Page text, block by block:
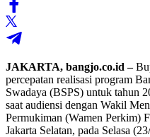
JAKARTA, bangjo.co.id –
percepatan realisasi program
Swadaya (BSPS) untuk tahun
saat audiensi dengan Wakil
Permukiman (Wamen Perkim)
Jakarta Selatan, pada Selasa